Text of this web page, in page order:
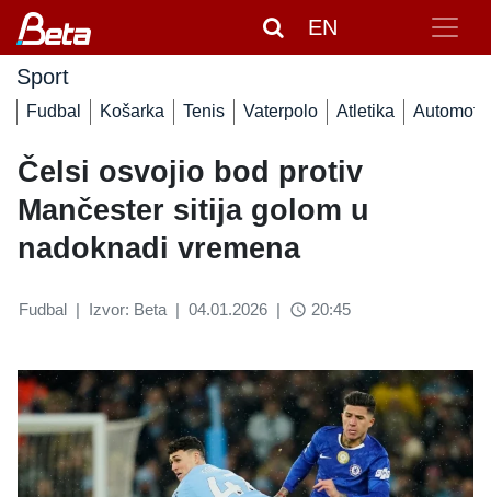
EN
Sport
Fudbal Košarka Tenis Vaterpolo Atletika Automoto
Čelsi osvojio bod protiv
Mančester sitija golom u
nadoknadi vremena
Fudbal | Izvor: Beta | 04.01.2026 | access_time 20:45